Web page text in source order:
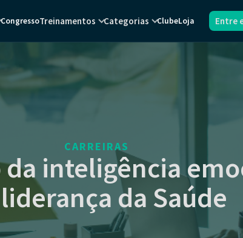
CongressoTreinamentos Categorias ClubeLoja Entre
CARREIRAS
da inteligência
da Saúde